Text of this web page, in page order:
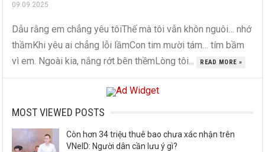
09.09.2025
Dẫu rằng em chẳng yêu tôiThế mà tôi vẫn khôn nguôi… nhớ
thầmKhi yêu ai chẳng lỗi lầmCon tim mười tám… tím bầm
vì em. Ngoài kia, nắng rớt bên thềmLòng tôi...
READ MORE »
MOST VIEWED POSTS
Còn hơn 34 triệu thuê bao chưa xác nhận trên
VNeID: Người dân cần lưu ý gì?